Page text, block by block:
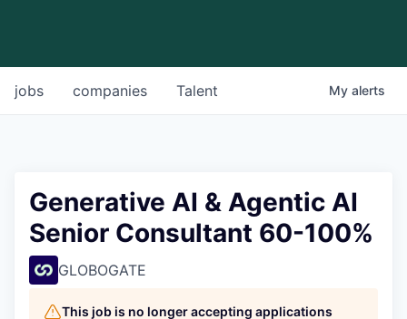
jobs companies Talent My alerts
Generative AI & Agentic AI
Senior Consultant 60-100%
GLOBOGATE
This job is no longer accepting applications